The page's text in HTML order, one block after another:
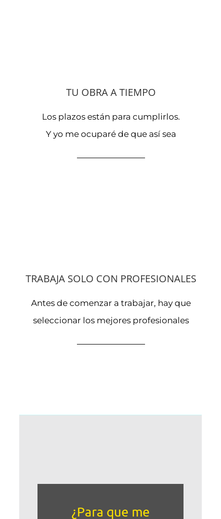
TU OBRA A TIEMPO
Los plazos están para cumplirlos.
Y yo me ocuparé de que así sea
TRABAJA SOLO CON PROFESIONALES
Antes de comenzar a trabajar, hay que
seleccionar los mejores profesionales
¿Para que me